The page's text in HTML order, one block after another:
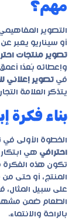
مهم؟
التصوير
أو سيناريو يعبر
تصوير منتجات
وإعطائه بُعدًا
في تصوير إعلاني
يتذكر العلامة
بناء فكرة
الخطوة الأولى في
احترافي هي
تكون هذه الفكرة
المنتج، أو حتى من
على سبيل المثال،
الطعام ضمن مشهد
بالراحة والانتماء.